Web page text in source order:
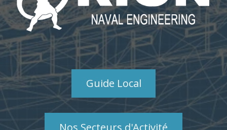
Guide Local
Nos Secteurs d'Activité